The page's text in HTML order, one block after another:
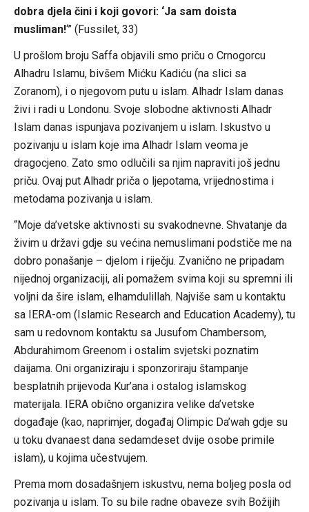
dobra djela čini i koji govori: ‘Ja sam doista
musliman!‘” (Fussilet, 33)
U prošlom broju Saffa objavili smo priču o Crnogorcu
Alhadru Islamu, bivšem Mićku Kadiću (na slici sa
Zoranom), i o njegovom putu u islam. Alhadr Islam danas
živi i radi u Londonu. Svoje slobodne aktivnosti Alhadr
Islam danas ispunjava pozivanjem u islam. Iskustvo u
pozivanju u islam koje ima Alhadr Islam veoma je
dragocjeno. Zato smo odlučili sa njim napraviti još jednu
priču. Ovaj put Alhadr priča o ljepotama, vrijednostima i
metodama pozivanja u islam.
“Moje da’vetske aktivnosti su svakodnevne. Shvatanje da
živim u državi gdje su većina nemuslimani podstiče me na
dobro ponašanje – djelom i riječju. Zvanično ne pripadam
nijednoj organizaciji, ali pomažem svima koji su spremni ili
voljni da šire islam, elhamdulillah. Najviše sam u kontaktu
sa IERA-om (Islamic Research and Education Academy), tu
sam u redovnom kontaktu sa Jusufom Chambersom,
Abdurahimom Greenom i ostalim svjetski poznatim
daijama. Oni organiziraju i sponzoriraju štampanje
besplatnih prijevoda Kur’ana i ostalog islamskog
materijala. IERA obično organizira velike da’vetske
događaje (kao, naprimjer, događaj Olimpic Da’wah gdje su
u toku dvanaest dana sedamdeset dvije osobe primile
islam), u kojima učestvujem.
Prema mom dosadašnjem iskustvu, nema boljeg posla od
pozivanja u islam. To su bile radne obaveze svih Božijih